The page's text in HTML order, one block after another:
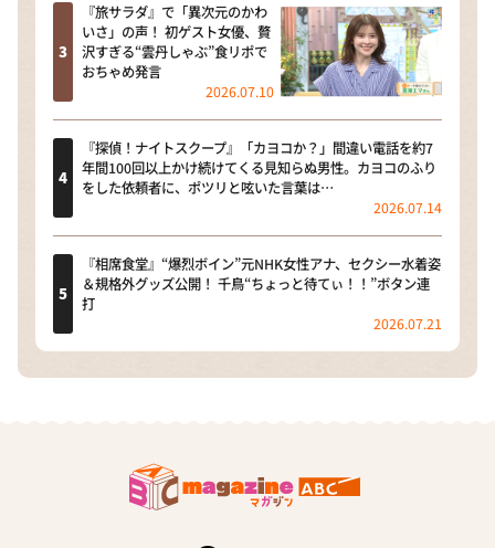
『旅サラダ』で「異次元のかわ
いさ」の声！ 初ゲスト女優、贅
沢すぎる“雲丹しゃぶ”食リポで
おちゃめ発言
2026.07.10
『探偵！ナイトスクープ』「カヨコか？」間違い電話を約7
年間100回以上かけ続けてくる見知らぬ男性。カヨコのふり
をした依頼者に、ポツリと呟いた言葉は…
2026.07.14
『相席食堂』“爆烈ボイン”元NHK女性アナ、セクシー水着姿
＆規格外グッズ公開！ 千鳥“ちょっと待てぃ！！”ボタン連
打
2026.07.21